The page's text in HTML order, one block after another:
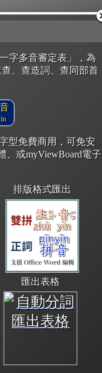
字多音審定表」，為
、查造詞、查同部首
型免費商用，可免安
、或myViewBoard電子
排版格式匯出
匯出表格